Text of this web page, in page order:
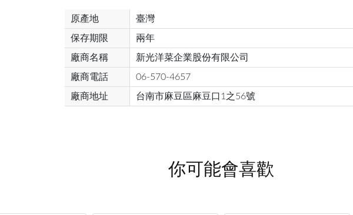
原產地 臺灣
保存期限 兩年
廠商名稱 新光洋菜企業股份有限公司
廠商電話 06-570-4657
廠商地址 台南市麻豆區麻豆口1之56號
你可能會喜歡